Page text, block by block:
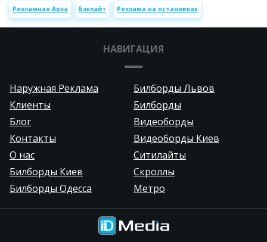
Рекламная Арка Бэклайт Реклама на остановках
НАВИГАЦИЯ
Наружная Реклама
Билборды Львов
Клиенты
Билборды
Блог
Видеоборды
Контакты
Видеоборды Киев
О нас
Ситилайты
Билборды Киев
Скроллы
Билборды Одесса
Метро